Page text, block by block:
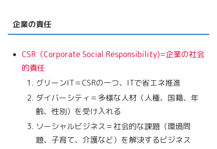
企業の責任
CSR（Corporate Social Responsibility)=企業の社会
的責任
グリーンIT＝CSRの一つ、ITで省エネ推進
ダイバーシティ＝多様な人材（人種、国籍、年
齢、性別）を受け入れる
ソーシャルビジネス＝社会的な課題（環境問
題、子育て、介護など）を解決するビジネス